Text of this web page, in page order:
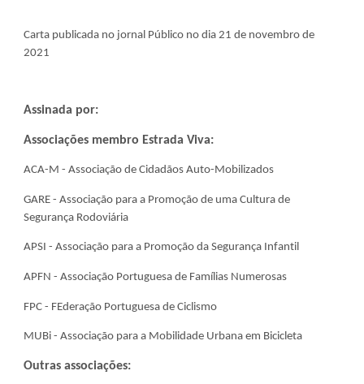
Carta publicada no jornal Público no dia 21 de novembro de
2021
Assinada por:
Associações membro Estrada Viva:
ACA-M - Associação de Cidadãos Auto-Mobilizados
GARE - Associação para a Promoção de uma Cultura de
Segurança Rodoviária
APSI - Associação para a Promoção da Segurança Infantil
APFN - Associação Portuguesa de Famílias Numerosas
FPC - FEderação Portuguesa de Ciclismo
MUBi - Associação para a Mobilidade Urbana em Bicicleta
Outras associações: